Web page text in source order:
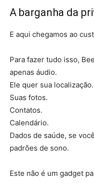
A barganha da
E aqui chegamos ao
Para fazer tudo isso,
apenas áudio.
Ele quer sua localização.
Suas fotos.
Contatos.
Calendário.
Dados de saúde, se
padrões de sono.
Este não é um gadget